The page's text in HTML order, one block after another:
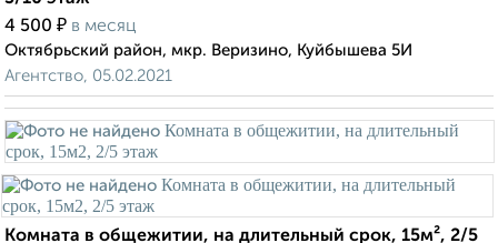
4 500 ₽ в месяц
Октябрьский район, мкр. Веризино, Куйбышева 5И
Агентство, 05.02.2021
Комната в общежитии, на длительный срок, 15м², 2/5